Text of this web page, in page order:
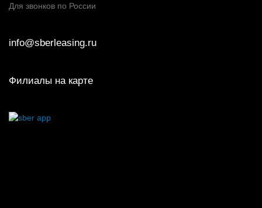
Для звонков по России
info@sberleasing.ru
Филиалы на карте